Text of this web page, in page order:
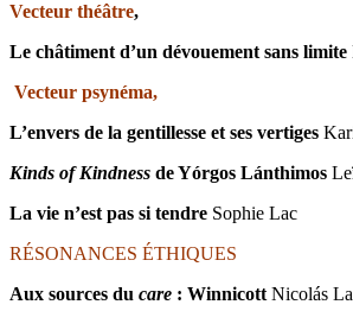
Vecteur théâtre,
Le châtiment d’un dévouement sans limite
Vecteur psynéma,
L’envers de la gentillesse et ses vertiges
Kinds of Kindness deYórgos Lánthimos
La vie n’est pas si tendre Sophie Lac
RÉSONANCES ÉTHIQUES
Aux sources du care : Winnicott Nicolás